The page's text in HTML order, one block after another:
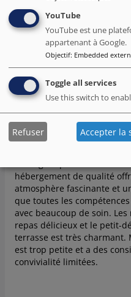
Enfin, le personnel était
discret. Trouver un taxi à
dans une rue piétonne à
Nous nous sommes sentis
certainement pour un
Ostamarta
5/5
hébergement de qualité
atmosphère fascinante et
que toutes les
avec beaucoup de soin.
repas délicieux et le petit-
terrasse est très charmant.
est trop petite et a des
convivialité limitées.
YouTube
YouTube est une
appartenant à Google.
Objectif: Embedded
Toggle all services
Use this switch to
Refuser Accepter la